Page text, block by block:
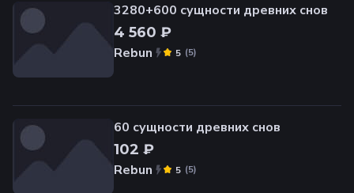
3280+600 сущности древних снов
4 560 ₽
Rebun
(5)
5
60 сущности древних снов
102 ₽
Rebun
(5)
5